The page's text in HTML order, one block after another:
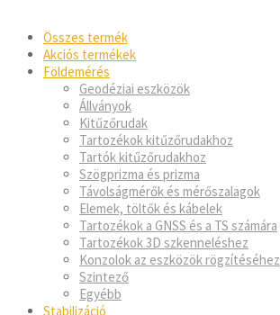
Összes termék
Akciós termékek
Földemérés
Geodéziai eszközök
Állványok
Kitűzőrudak
Tartozékok kitűzőrudakhoz
Tartók kitűzőrudakhoz
Szögprizma és prizma
Távolságmérők és mérőszalagok
Elemek, töltők és kábelek
Tartozékok a GNSS és a TS számára
Tartozékok 3D szkenneléshez
Konzolok az eszközök rögzítéséhez
Szintező
Egyébb
Stabilizáció